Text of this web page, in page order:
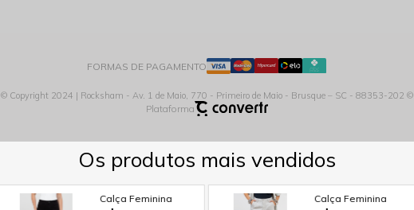
FORMAS DE PAGAMENTO
© Copyright 2024 | Rocksham - Av. 1 de Maio, 770 - Primeiro de Maio - Brusque – SC - 88353-202 ©
Plataforma